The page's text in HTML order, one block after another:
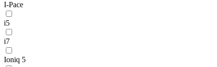
I-Pace
i5
i7
Ioniq 5